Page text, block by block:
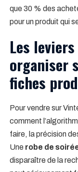
que 30 % des
pour un produit qui
Les
organiser
fiches
Pour vendre sur
comment
faire, la précision
Une robe de
disparaître de la